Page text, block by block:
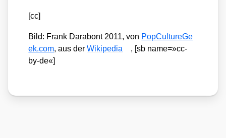
[cc]
Bild: Frank Darabont 2011, von Pop​Cul​tu​re​Ge​
ek​.com, aus derWiki­pe­dia
, [sb name=»cc-
by-de«]